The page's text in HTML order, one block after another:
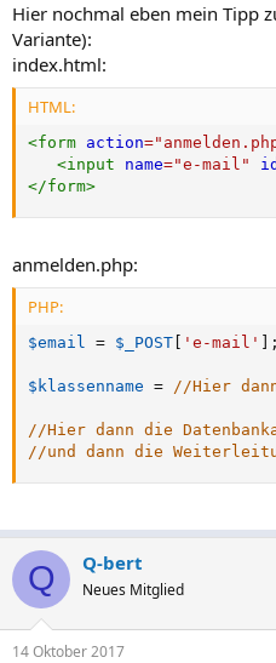
Hier nochmal eben mein Tipp
Variante):
index.html:
HTML:
<form action="
<input name="e-mail " id
</form>
anmelden.php:
PHP:
$email = $_POST [ 'e-mail' ] ;
$klassenname = //Hier
//Hier dann die
//und dann die
Q Q-bert
Neues Mitglied
14 Oktober 2017